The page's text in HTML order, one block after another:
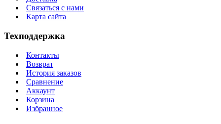
Связаться с нами
Карта сайта
Техподдержка
Контакты
Возврат
История заказов
Сравнение
Аккаунт
Корзина
Избранное